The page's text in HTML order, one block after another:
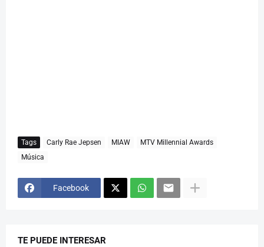
Tags Carly Rae Jepsen MIAW
MTV Millennial Awards
Música
Facebook
TE PUEDE INTERESAR